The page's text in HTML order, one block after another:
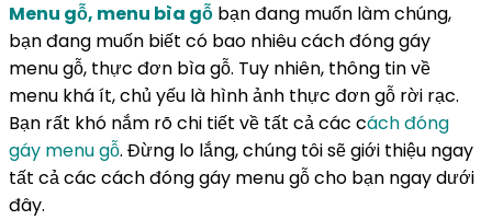
Menu gỗ, menu bìa gỗ bạn đang muốn làm chúng,
bạn đang muốn biết có bao nhiêu cách đóng gáy
menu gỗ, thực đơn bìa gỗ. Tuy nhiên, thông tin về
menu khá ít, chủ yếu là hình ảnh thực đơn gỗ rời rạc.
Bạn rất khó nắm rõ chi tiết về tất cả các cách đóng
gáy menu gỗ. Đừng lo lắng, chúng tôi sẽ giới thiệu ngay
tất cả các cách đóng gáy menu gỗ cho bạn ngay dưới
đây.